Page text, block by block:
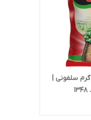
بلغور جو گلها 900 گرم سلفونی |